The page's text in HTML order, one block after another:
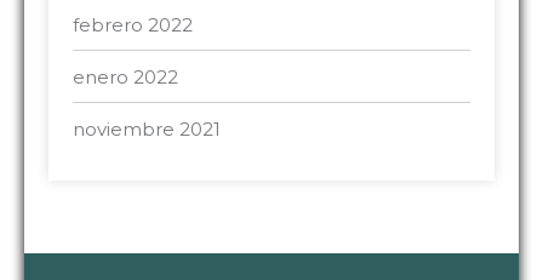
febrero 2022
enero 2022
noviembre 2021